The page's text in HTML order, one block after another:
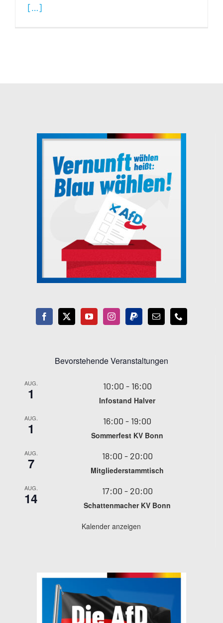
[…]
Bevorstehende Veranstaltungen
AUG.
1 10:00 - 16:00
Infostand Halver
AUG.
1 16:00 - 19:00
Sommerfest KV Bonn
AUG.
7 18:00 - 20:00
Mitgliederstammtisch
AUG.
14 17:00 - 20:00
Schattenmacher KV Bonn
Kalender anzeigen